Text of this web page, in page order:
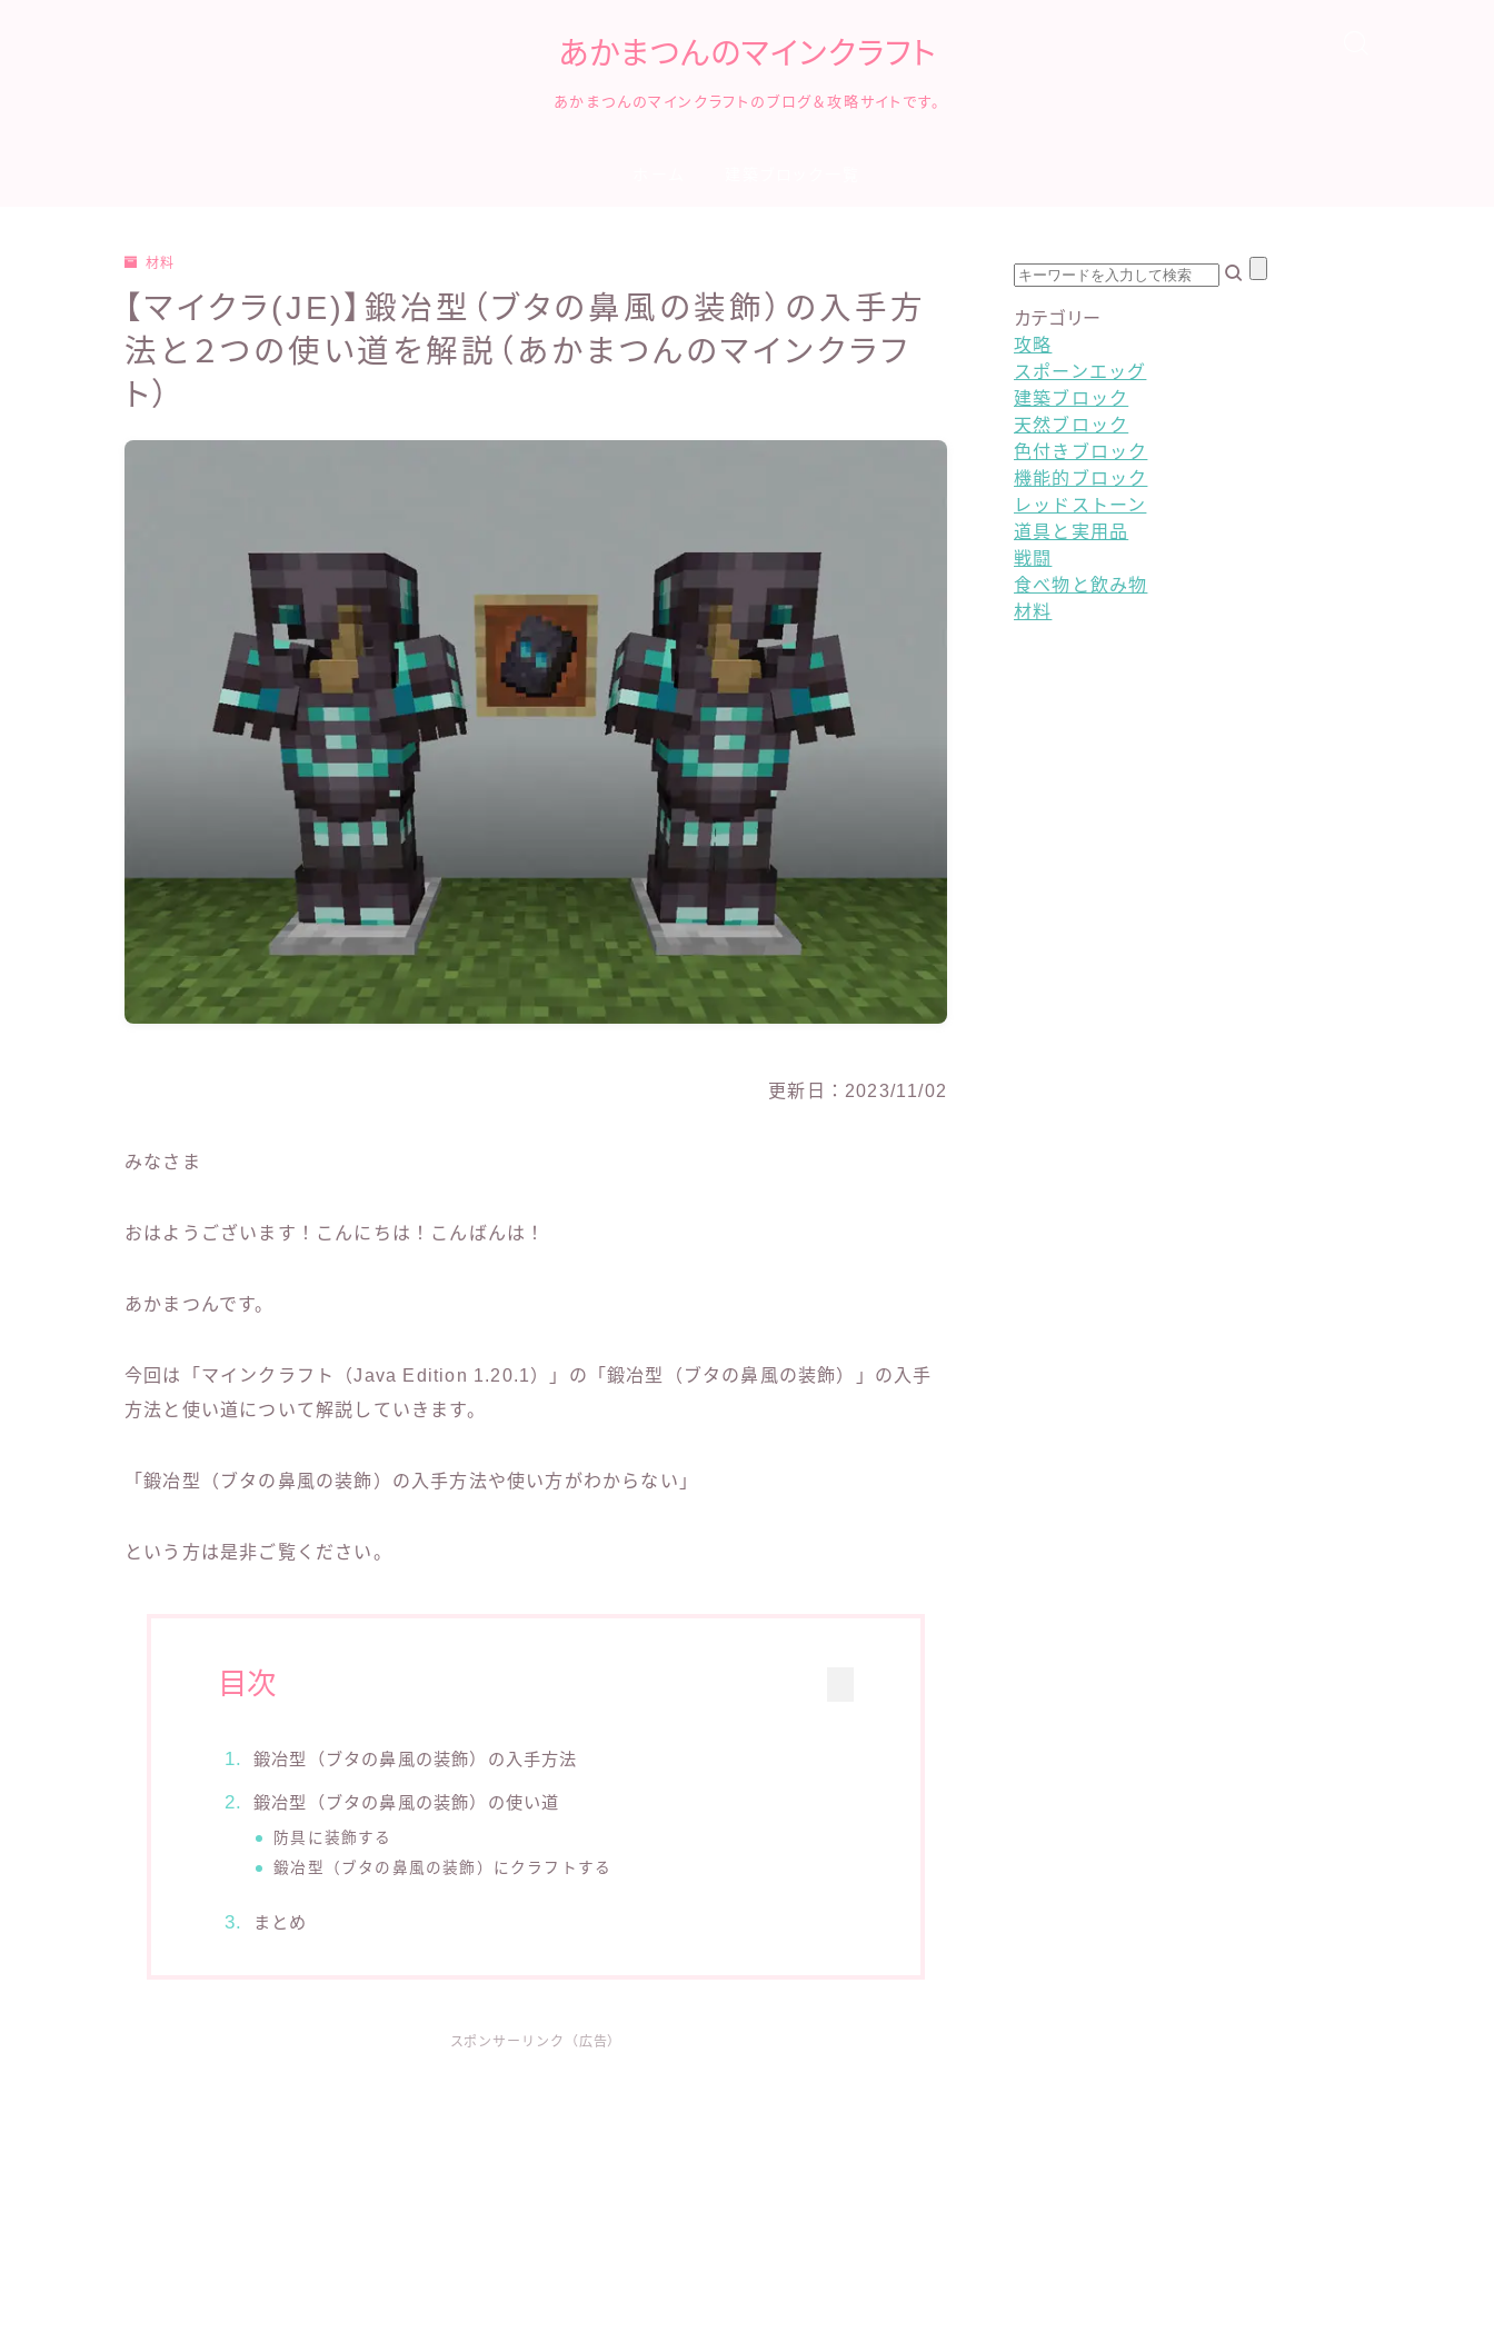
あかまつんのマインクラフト
あかまつんのマインクラフトのブログ＆攻略サイトです。
材料
【マイクラ(JE)】鍛冶型（ブタの鼻風の装飾）の入手方
法と２つの使い道を解説（あかまつんのマインクラフ
ト）
更新日：2023/11/02
みなさま
おはようございます！こんにちは！こんばんは！
あかまつんです。
今回は「マインクラフト（Java Edition 1.20.1）」の「鍛冶型（ブタの鼻風の装飾）」の入手
方法と使い道について解説していきます。
「鍛冶型（ブタの鼻風の装飾）の入手方法や使い方がわからない」
という方は是非ご覧ください。
目次
鍛冶型（ブタの鼻風の装飾）の入手方法
鍛冶型（ブタの鼻風の装飾）の使い道
防具に装飾する
鍛冶型（ブタの鼻風の装飾）にクラフトする
まとめ
スポンサーリンク（広告）
カテゴリー
攻略
スポーンエッグ
建築ブロック
天然ブロック
色付きブロック
機能的ブロック
レッドストーン
道具と実用品
戦闘
食べ物と飲み物
材料